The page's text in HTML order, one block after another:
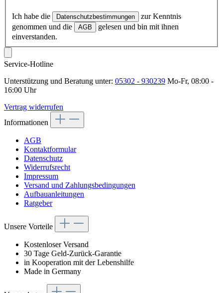
Ich habe die Datenschutzbestimmungen
zur Kenntnis
genommen und die
AGB
gelesen und bin mit ihnen
einverstanden.
Service-Hotline
Unterstützung und Beratung unter: 05302 - 930239 Mo-Fr, 08:00 -
16:00 Uhr
Vertrag widerrufen
Informationen
AGB
Kontaktformular
Datenschutz
Widerrufsrecht
Impressum
Versand und Zahlungsbedingungen
Aufbauanleitungen
Ratgeber
Unsere Vorteile
Kostenloser Versand
30 Tage Geld-Zurück-Garantie
in Kooperation mit der Lebenshilfe
Made in Germany